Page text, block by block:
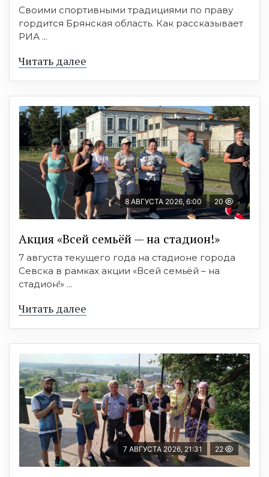
Своими спортивными традициями по праву
гордится Брянская область. Как рассказывает
РИА ...
Читать далее
8 АВГУСТА 2026, 6:00 20
Акция «Всей семьёй — на стадион!»
7 августа текущего года на стадионе города
Севска в рамках акции «Всей семьёй – на
стадион!» ...
Читать далее
7 АВГУСТА 2026, 21:31 22